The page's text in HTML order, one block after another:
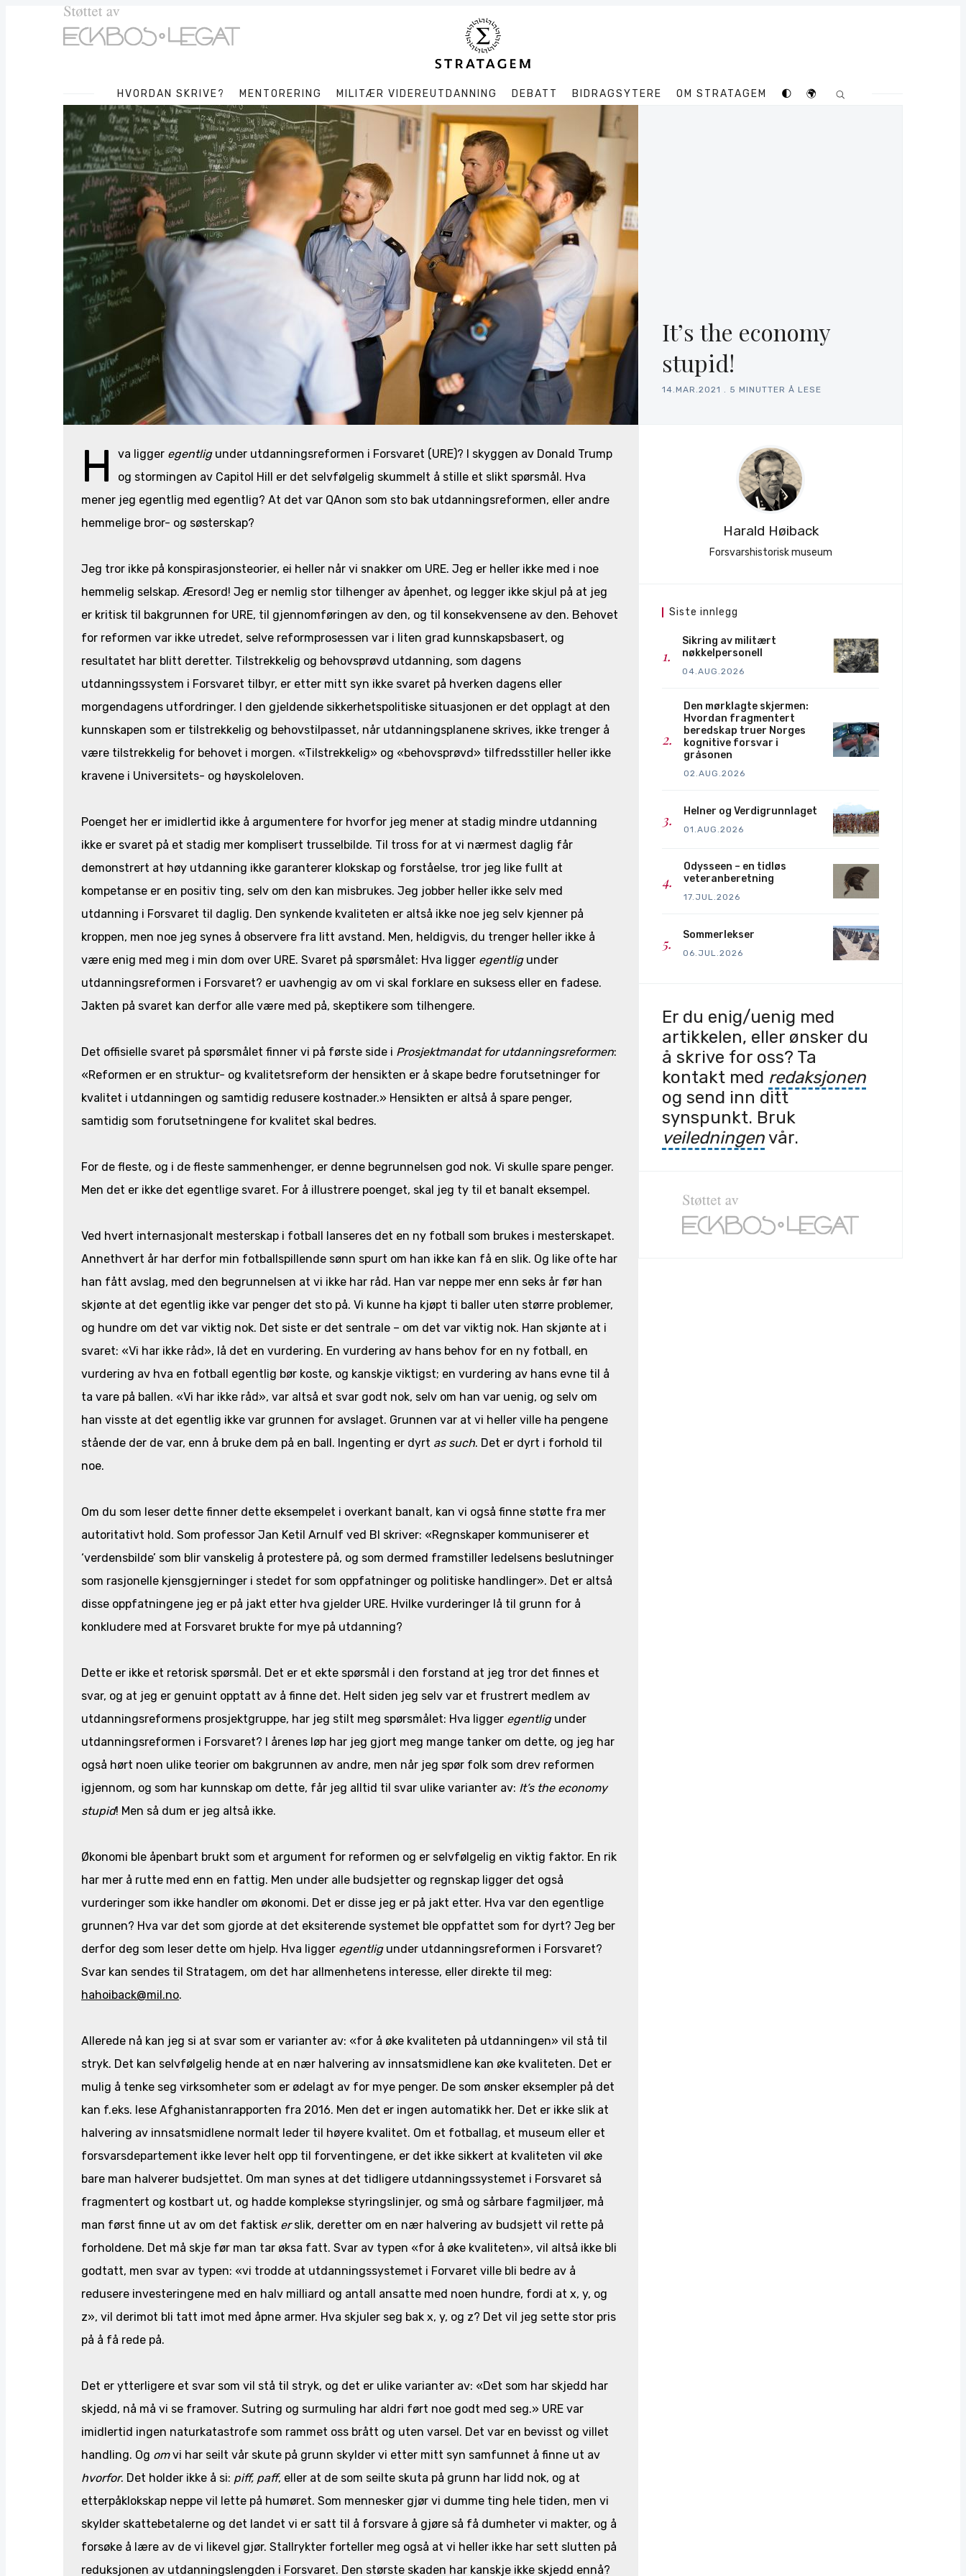
HVORDAN SKRIVE? MENTORERING MILITÆR VIDEREUTDANNING DEBATT BIDRAGSYTERE OM STRATAGEM 🌓 🌍
Søk
Stratagem
It’s the economy
stupid!
14.MAR.2021 . 5 MINUTTER Å LESE
H va ligger egentligunder utdanningsreformen i Forsvaret (URE)? I skyggen av Donald Trump
og stormingen av Capitol Hill er det selvfølgelig skummelt å stille et slikt spørsmål. Hva
mener jeg egentlig med egentlig? At det var QAnon som sto bak utdanningsreformen, eller andre
hemmelige bror- og søsterskap?
Jeg tror ikke på konspirasjonsteorier, ei heller når vi snakker om URE. Jeg er heller ikke med i noe
hemmelig selskap. Æresord! Jeg er nemlig stor tilhenger av åpenhet, og legger ikke skjul på at jeg
er kritisk til bakgrunnen for URE, til gjennomføringen av den, og til konsekvensene av den. Behovet
for reformen var ikke utredet, selve reformprosessen var i liten grad kunnskapsbasert, og
resultatet har blitt deretter. Tilstrekkelig og behovsprøvd utdanning, som dagens
utdanningssystem i Forsvaret tilbyr, er etter mitt syn ikke svaret på hverken dagens eller
morgendagens utfordringer. I den gjeldende sikkerhetspolitiske situasjonen er det opplagt at den
kunnskapen som er tilstrekkelig og behovstilpasset, når utdanningsplanene skrives, ikke trenger å
være tilstrekkelig for behovet i morgen. «Tilstrekkelig» og «behovsprøvd» tilfredsstiller heller ikke
kravene i Universitets- og høyskoleloven.
Poenget her er imidlertid ikke å argumentere for hvorfor jeg mener at stadig mindre utdanning
ikke er svaret på et stadig mer komplisert trusselbilde. Til tross for at vi nærmest daglig får
demonstrert at høy utdanning ikke garanterer klokskap og forståelse, tror jeg like fullt at
kompetanse er en positiv ting, selv om den kan misbrukes. Jeg jobber heller ikke selv med
utdanning i Forsvaret til daglig. Den synkende kvaliteten er altså ikke noe jeg selv kjenner på
kroppen, men noe jeg synes å observere fra litt avstand. Men, heldigvis, du trenger heller ikke å
være enig med meg i min dom over URE. Svaret på spørsmålet: Hva ligger egentligunder
utdanningsreformen i Forsvaret? er uavhengig av om vi skal forklare en suksess eller en fadese.
Jakten på svaret kan derfor alle være med på, skeptikere som tilhengere.
Det offisielle svaret på spørsmålet finner vi på første side i Prosjektmandat for utdanningsreformen:
«Reformen er en struktur- og kvalitetsreform der hensikten er å skape bedre forutsetninger for
kvalitet i utdanningen og samtidig redusere kostnader.» Hensikten er altså å spare penger,
samtidig som forutsetningene for kvalitet skal bedres.
For de fleste, og i de fleste sammenhenger, er denne begrunnelsen god nok. Vi skulle spare penger.
Men det er ikke det egentlige svaret. For å illustrere poenget, skal jeg ty til et banalt eksempel.
Ved hvert internasjonalt mesterskap i fotball lanseres det en ny fotball som brukes i mesterskapet.
Annethvert år har derfor min fotballspillende sønn spurt om han ikke kan få en slik. Og like ofte har
han fått avslag, med den begrunnelsen at vi ikke har råd. Han var neppe mer enn seks år før han
skjønte at det egentlig ikke var penger det sto på. Vi kunne ha kjøpt ti baller uten større problemer,
og hundre om det var viktig nok. Det siste er det sentrale – om det var viktig nok. Han skjønte at i
svaret: «Vi har ikke råd», lå det en vurdering. En vurdering av hans behov for en ny fotball, en
vurdering av hva en fotball egentlig bør koste, og kanskje viktigst; en vurdering av hans evne til å
ta vare på ballen. «Vi har ikke råd», var altså et svar godt nok, selv om han var uenig, og selv om
han visste at det egentlig ikke var grunnen for avslaget. Grunnen var at vi heller ville ha pengene
stående der de var, enn å bruke dem på en ball. Ingenting er dyrt as such. Det er dyrt i forhold til
noe.
Om du som leser dette finner dette eksempelet i overkant banalt, kan vi også finne støtte fra mer
autoritativt hold. Som professor Jan Ketil Arnulf ved BI skriver: «Regnskaper kommuniserer et
‘verdensbilde’ som blir vanskelig å protestere på, og som dermed framstiller ledelsens beslutninger
som rasjonelle kjensgjerninger i stedet for som oppfatninger og politiske handlinger». Det er altså
disse oppfatningene jeg er på jakt etter hva gjelder URE. Hvilke vurderinger lå til grunn for å
konkludere med at Forsvaret brukte for mye på utdanning?
Dette er ikke et retorisk spørsmål. Det er et ekte spørsmål i den forstand at jeg tror det finnes et
svar, og at jeg er genuint opptatt av å finne det. Helt siden jeg selv var et frustrert medlem av
utdanningsreformens prosjektgruppe, har jeg stilt meg spørsmålet: Hva ligger egentligunder
utdanningsreformen i Forsvaret? I årenes løp har jeg gjort meg mange tanker om dette, og jeg har
også hørt noen ulike teorier om bakgrunnen av andre, men når jeg spør folk som drev reformen
igjennom, og som har kunnskap om dette, får jeg alltid til svar ulike varianter av: It’s the economy
stupid! Men så dum er jeg altså ikke.
Økonomi ble åpenbart brukt som et argument for reformen og er selvfølgelig en viktig faktor. En rik
har mer å rutte med enn en fattig. Men under alle budsjetter og regnskap ligger det også
vurderinger som ikke handler om økonomi. Det er disse jeg er på jakt etter. Hva var den egentlige
grunnen? Hva var det som gjorde at det eksiterende systemet ble oppfattet som for dyrt? Jeg ber
derfor deg som leser dette om hjelp. Hva ligger egentligunder utdanningsreformen i Forsvaret?
Svar kan sendes til Stratagem, om det har allmenhetens interesse, eller direkte til meg:
hahoiback@mil.no.
Allerede nå kan jeg si at svar som er varianter av: «for å øke kvaliteten på utdanningen» vil stå til
stryk. Det kan selvfølgelig hende at en nær halvering av innsatsmidlene kan øke kvaliteten. Det er
mulig å tenke seg virksomheter som er ødelagt av for mye penger. De som ønsker eksempler på det
kan f.eks. lese Afghanistanrapporten fra 2016. Men det er ingen automatikk her. Det er ikke slik at
halvering av innsatsmidlene normalt leder til høyere kvalitet. Om et fotballag, et museum eller et
forsvarsdepartement ikke lever helt opp til forventingene, er det ikke sikkert at kvaliteten vil øke
bare man halverer budsjettet. Om man synes at det tidligere utdanningssystemet i Forsvaret så
fragmentert og kostbart ut, og hadde komplekse styringslinjer, og små og sårbare fagmiljøer, må
man først finne ut av om det faktisk erslik, deretter om en nær halvering av budsjett vil rette på
forholdene. Det må skje før man tar øksa fatt. Svar av typen «for å øke kvaliteten», vil altså ikke bli
godtatt, men svar av typen: «vi trodde at utdanningssystemet i Forvaret ville bli bedre av å
redusere investeringene med en halv milliard og antall ansatte med noen hundre, fordi at x, y, og
z», vil derimot bli tatt imot med åpne armer. Hva skjuler seg bak x, y, og z? Det vil jeg sette stor pris
på å få rede på.
Det er ytterligere et svar som vil stå til stryk, og det er ulike varianter av: «Det som har skjedd har
skjedd, nå må vi se framover. Sutring og surmuling har aldri ført noe godt med seg.» URE var
imidlertid ingen naturkatastrofe som rammet oss brått og uten varsel. Det var en bevisst og villet
handling. Og omvi har seilt vår skute på grunn skylder vi etter mitt syn samfunnet å finne ut av
hvorfor. Det holder ikke å si: piff, paff, eller at de som seilte skuta på grunn har lidd nok, og at
etterpåklokskap neppe vil lette på humøret. Som mennesker gjør vi dumme ting hele tiden, men vi
skylder skattebetalerne og det landet vi er satt til å forsvare å gjøre så få dumheter vi makter, og å
forsøke å lære av de vi likevel gjør. Stallrykter forteller meg også at vi heller ikke har sett slutten på
reduksjonen av utdanningslengden i Forsvaret. Den største skaden har kanskje ikke skjedd ennå?
Harald Høiback
Forsvarshistorisk museum
Siste innlegg
Sikring av militært
nøkkelpersonell
04.AUG.2026
Den mørklagte skjermen:
Hvordan fragmentert
beredskap truer Norges
kognitive forsvar i
gråsonen
02.AUG.2026
Helner og Verdigrunnlaget
01.AUG.2026
Odysseen – en tidløs
veteranberetning
17.JUL.2026
Sommerlekser
06.JUL.2026
Er du enig/uenig med
artikkelen, eller ønsker du
å skrive for oss? Ta
kontakt med redaksjonen
og send inn ditt
synspunkt. Bruk
veiledningenvår.